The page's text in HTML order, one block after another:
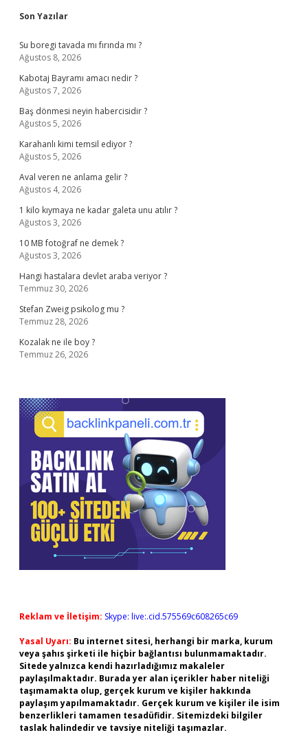
Sidebar
Son Yazılar
Su boregi tavada mı fırında mı ?
Ağustos 8, 2026
Kabotaj Bayramı amacı nedir ?
Ağustos 7, 2026
Baş dönmesi neyin habercisidir ?
Ağustos 5, 2026
Karahanlı kimi temsil ediyor ?
Ağustos 5, 2026
Aval veren ne anlama gelir ?
Ağustos 4, 2026
1 kilo kıymaya ne kadar galeta unu atılır ?
Ağustos 3, 2026
10 MB fotoğraf ne demek ?
Ağustos 3, 2026
Hangi hastalara devlet araba veriyor ?
Temmuz 30, 2026
Stefan Zweig psikolog mu ?
Temmuz 28, 2026
Kozalak ne ile boy ?
Temmuz 26, 2026
Reklam ve İletişim: Skype: live:.cid.575569c608265c69
Yasal Uyarı: Bu internet sitesi, herhangi bir marka, kurum
veya şahıs şirketi ile hiçbir bağlantısı bulunmamaktadır.
Sitede yalnızca kendi hazırladığımız makaleler
paylaşılmaktadır. Burada yer alan içerikler haber niteliği
taşımamakta olup, gerçek kurum ve kişiler hakkında
paylaşım yapılmamaktadır. Gerçek kurum ve kişiler ile isim
benzerlikleri tamamen tesadüfidir. Sitemizdeki bilgiler
taslak halindedir ve tavsiye niteliği taşımazlar.